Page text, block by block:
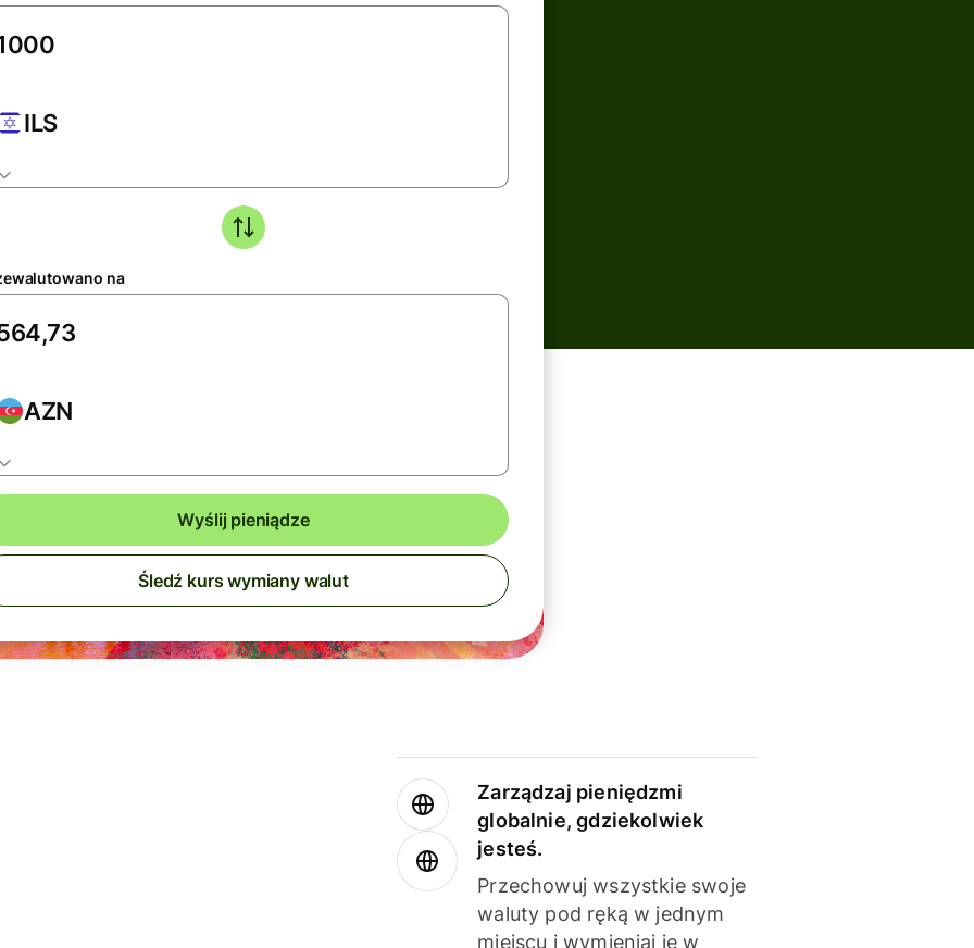
ILS
na
AZN
Wyślij pieniądze
Śledź kurs wymiany walut
Zarządzaj pieniędzmi
globalnie, gdziekolwiek
jesteś.
Przechowuj wszystkie swoje
waluty pod ręką w jednym
miejscu i wymieniaj je w